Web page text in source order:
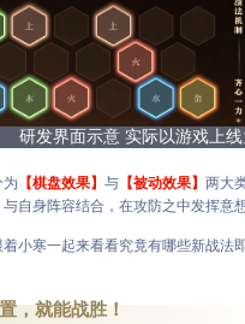
研发界面示意 实际以游戏上
【棋盘效果】 与 【被动效果】 两大
自身阵容结合，在攻防之中发挥意
寒一起来看看究竟有哪些新战法即
，就能战胜！